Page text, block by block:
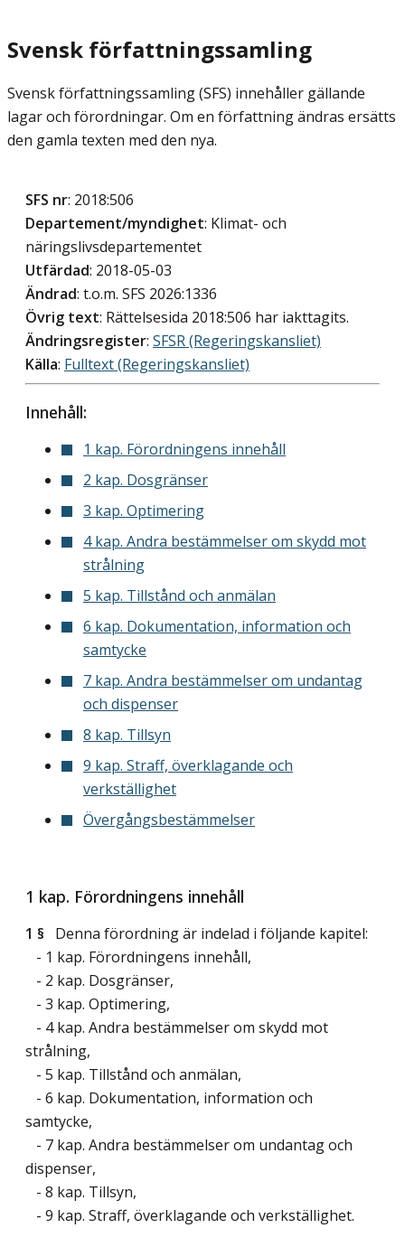
Svensk författningssamling
Svensk författningssamling (SFS) innehåller gällande
lagar och förordningar. Om en författning ändras ersätts
den gamla texten med den nya.
SFS nr: 2018:506
Departement/myndighet: Klimat- och
näringslivsdepartementet
Utfärdad: 2018-05-03
Ändrad: t.o.m. SFS 2026:1336
Övrig text: Rättelsesida 2018:506 har iakttagits.
Ändringsregister: SFSR (Regeringskansliet)
Källa: Fulltext (Regeringskansliet)
Innehåll:
1 kap. Förordningens innehåll
2 kap. Dosgränser
3 kap. Optimering
4 kap. Andra bestämmelser om skydd mot
strålning
5 kap. Tillstånd och anmälan
6 kap. Dokumentation, information och
samtycke
7 kap. Andra bestämmelser om undantag
och dispenser
8 kap. Tillsyn
9 kap. Straff, överklagande och
verkställighet
Övergångsbestämmelser
1 kap. Förordningens innehåll
1 § Denna förordning är indelad i följande kapitel:
- 1 kap. Förordningens innehåll,
- 2 kap. Dosgränser,
- 3 kap. Optimering,
- 4 kap. Andra bestämmelser om skydd mot
strålning,
- 5 kap. Tillstånd och anmälan,
- 6 kap. Dokumentation, information och
samtycke,
- 7 kap. Andra bestämmelser om undantag och
dispenser,
- 8 kap. Tillsyn,
- 9 kap. Straff, överklagande och verkställighet.